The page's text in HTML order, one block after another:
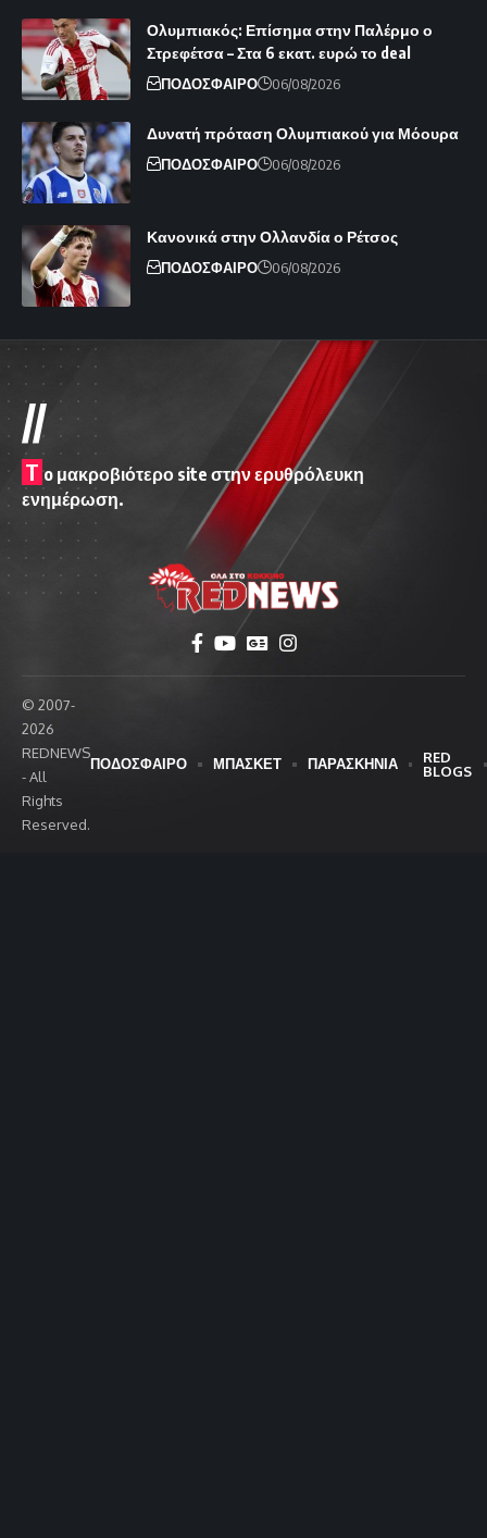
Ολυμπιακός: Επίσημα στην Παλέρμο ο
Στρεφέτσα – Στα 6 εκατ. ευρώ το deal
ΠΟΔΟΣΦΑΙΡΟ 06/08/2026
Δυνατή πρόταση Ολυμπιακού για Μόουρα
ΠΟΔΟΣΦΑΙΡΟ 06/08/2026
Κανονικά στην Ολλανδία ο Ρέτσος
ΠΟΔΟΣΦΑΙΡΟ 06/08/2026
//
T o μακροβιότερο site στην ερυθρόλευκη
ενημέρωση.
© 2007-
2026
REDNEWS
- All
Rights
Reserved.
ΠΟΔΟΣΦΑΙΡΟ ΜΠΑΣΚΕΤ ΠΑΡΑΣΚΗΝΙΑ
RED
BLOGS